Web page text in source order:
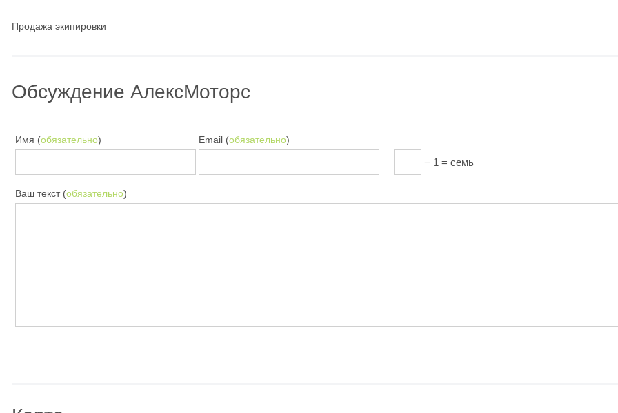
Продажа экипировки
Обсуждение АлексМоторс
Имя (обязательно) Email (обязательно)
− 1 = семь
Ваш текст (обязательно)